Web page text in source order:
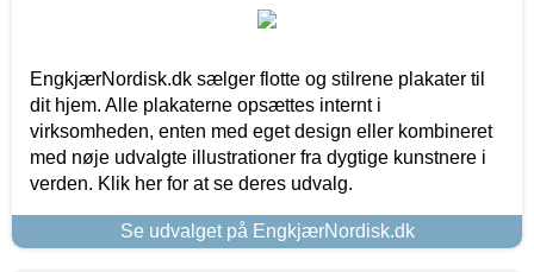
EngkjærNordisk.dk sælger flotte og stilrene plakater til
dit hjem. Alle plakaterne opsættes internt i
virksomheden, enten med eget design eller kombineret
med nøje udvalgte illustrationer fra dygtige kunstnere i
verden. Klik her for at se deres udvalg.
Se udvalget på EngkjærNordisk.dk